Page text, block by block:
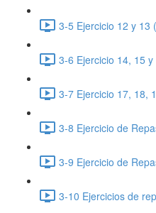
3-5 Ejercicio 12 y 13
3-6 Ejercicio 14, 15
3-7 Ejercicio 17, 18,
3-8 Ejercicio de
3-9 Ejercicio de
3-10 Ejercicios de